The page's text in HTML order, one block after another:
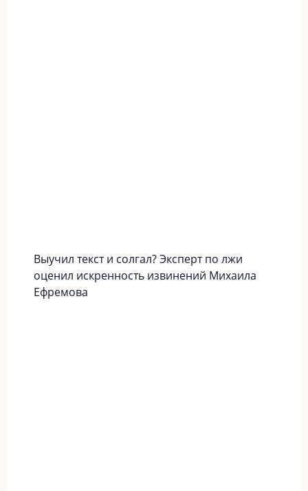
Выучил текст и солгал? Эксперт по лжи
оценил искренность извинений Михаила
Ефремова